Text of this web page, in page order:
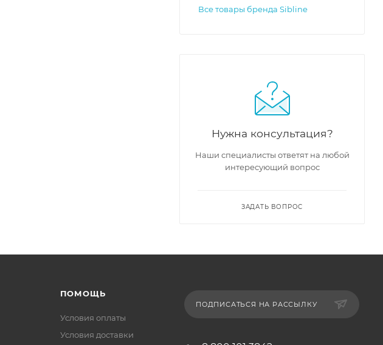
Все товары бренда Sibline
Нужна консультация?
Наши специалисты ответят на любой
интересующий вопрос
ЗАДАТЬ ВОПРОС
ПОМОЩЬ
Условия оплаты
Условия доставки
ПОДПИСАТЬСЯ НА РАССЫЛКУ